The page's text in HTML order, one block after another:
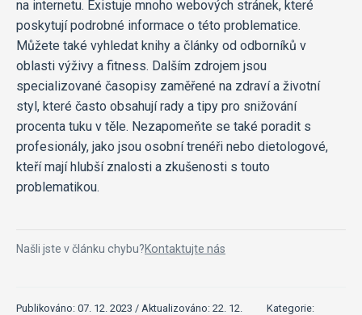
na internetu. Existuje mnoho webových stránek, které
poskytují podrobné informace o této problematice.
Můžete také vyhledat knihy a články od odborníků v
oblasti výživy a fitness. Dalším zdrojem jsou
specializované časopisy zaměřené na zdraví a životní
styl, které často obsahují rady a tipy pro snižování
procenta tuku v těle. Nezapomeňte se také poradit s
profesionály, jako jsou osobní trenéři nebo dietologové,
kteří mají hlubší znalosti a zkušenosti s touto
problematikou.
Našli jste v článku chybu?Kontaktujte nás
Publikováno: 07. 12. 2023 / Aktualizováno: 22. 12.
Kategorie: